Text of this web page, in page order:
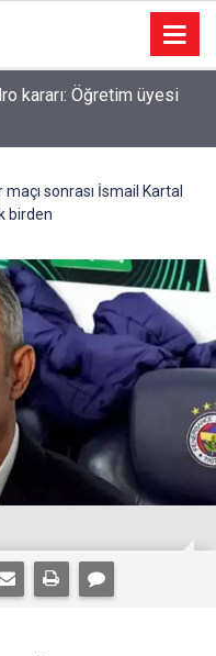
kararı: Öğretim üyesi
maçı sonrası İsmail Kartal
birden